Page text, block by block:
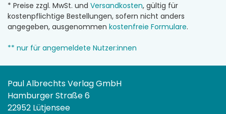
* Preise zzgl. MwSt. und Versandkosten, gültig für
kostenpflichtige Bestellungen, sofern nicht anders
angegeben, ausgenommen kostenfreie Formulare.
** nur für angemeldete Nutzer:innen
Paul Albrechts Verlag GmbH
Hamburger Straße 6
22952 Lütjensee